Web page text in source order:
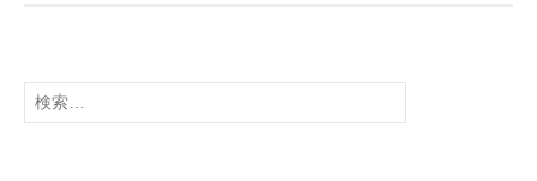
ー
検
索: